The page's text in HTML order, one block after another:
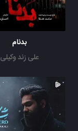
بدنام
علی زند وکیلی